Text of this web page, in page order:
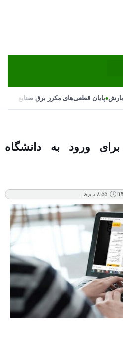
•پایان قطعی‌های مکرر برق صنایع با
ورود به دانشگاه
۸:۵۵ ب٫ظ